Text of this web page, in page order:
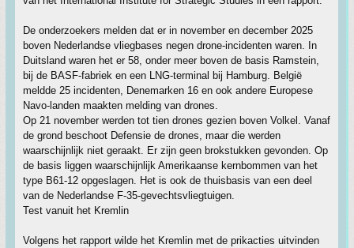
De onderzoekers melden dat er in november en december 2025
boven Nederlandse vliegbases negen drone-incidenten waren. In
Duitsland waren het er 58, onder meer boven de basis Ramstein,
bij de BASF-fabriek en een LNG-terminal bij Hamburg. België
meldde 25 incidenten, Denemarken 16 en ook andere Europese
Navo-landen maakten melding van drones.
Op 21 november werden tot tien drones gezien boven Volkel. Vanaf
de grond beschoot Defensie de drones, maar die werden
waarschijnlijk niet geraakt. Er zijn geen brokstukken gevonden. Op
de basis liggen waarschijnlijk Amerikaanse kernbommen van het
type B61-12 opgeslagen. Het is ook de thuisbasis van een deel
van de Nederlandse F-35-gevechtsvliegtuigen.
Test vanuit het Kremlin
Volgens het rapport wilde het Kremlin met de prikacties uitvinden